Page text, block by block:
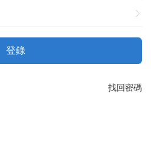
登錄
找回密碼